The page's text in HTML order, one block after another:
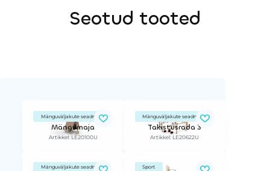
Seotud tooted
Mänguväljakute seadmed
Mängumaja
Artikkel: LE20100U
Mänguväljakute seadmed
Takistusrada 3
Artikkel: LE20622U
Mänguväljakute seadmed Sport